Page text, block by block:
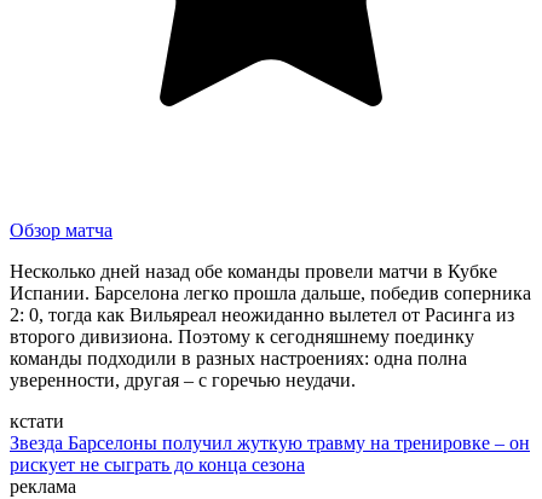
Обзор матча
Несколько дней назад обе команды провели матчи в Кубке
Испании. Барселона легко прошла дальше, победив соперника
2: 0, тогда как Вильяреал неожиданно вылетел от Расинга из
второго дивизиона. Поэтому к сегодняшнему поединку
команды подходили в разных настроениях: одна полна
уверенности, другая – с горечью неудачи.
кстати
Звезда Барселоны получил жуткую травму на тренировке – он
рискует не сыграть до конца сезона
реклама